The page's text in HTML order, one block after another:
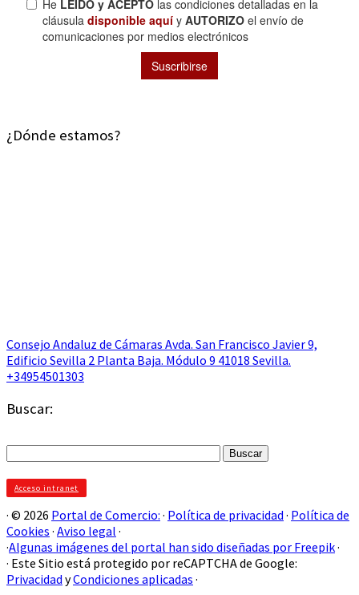
¿Dónde estamos?
Consejo Andaluz de Cámaras Avda. San Francisco Javier 9,
Edificio Sevilla 2 Planta Baja. Módulo 9 41018 Sevilla.
+34954501303
Buscar:
Acceso intranet
· © 2026 Portal de Comercio: · Política de privacidad · Política de
Cookies · Aviso legal ·
·Algunas imágenes del portal han sido diseñadas por Freepik·
· Este Sitio está protegido por reCAPTCHA de Google:
Privacidad yCondiciones aplicadas ·